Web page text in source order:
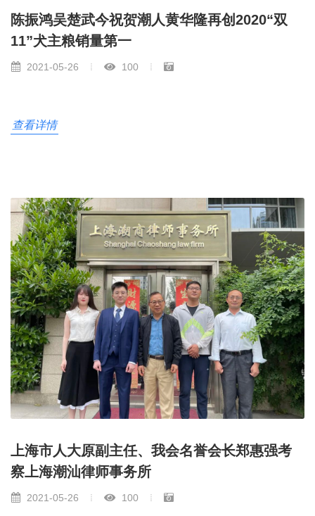
陈振鸿吴楚武今祝贺潮人黄华隆再创2020“双
11”犬主粮销量第一
2021-05-26 100
查看详情
上海市人大原副主任、我会名誉会长郑惠强考
察上海潮汕律师事务所
2021-05-26 100